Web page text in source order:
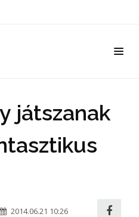
játszanak
2014.06.21 10:26